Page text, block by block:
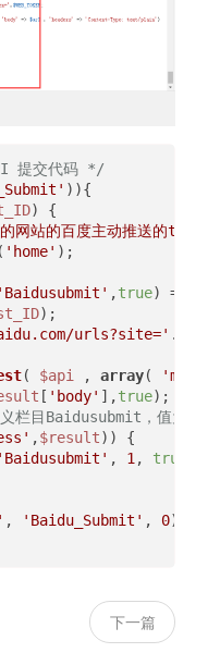
提交代码 */
) {
网站的百度主动推送的
'home'
'Baidusubmit' ,true) ==
);
urls?site=' .
( $api , array(
[ 'body' ],true
栏目Baidusubmit，值为1
,$result)) {
'Baidusubmit' , 1, true
, 'Baidu_Submit' , 0);
下一篇